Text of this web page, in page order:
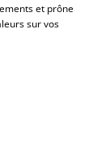
et prône
sur vos